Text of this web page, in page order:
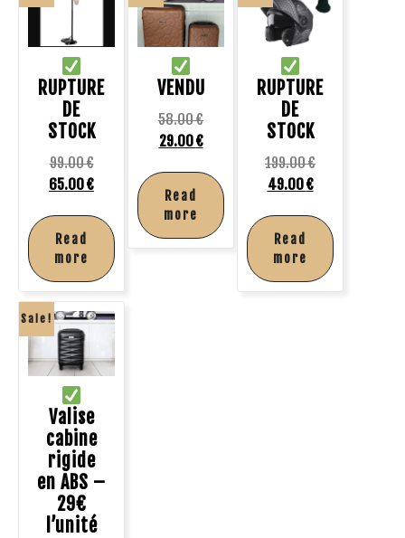
RUPTURE
DE
STOCK
99.00€
65.00€
Read
more
VENDU
58.00€
29.00€
Read
more
RUPTURE
DE
STOCK
199.00€
49.00€
Read
more
Sale!
Valise
cabine
rigide
en ABS –
29€
l’unité